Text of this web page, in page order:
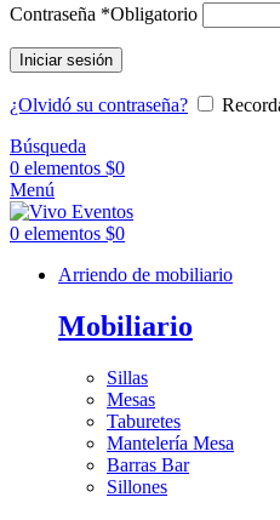
Contraseña *Obligatorio
Iniciar sesión
¿Olvidó su contraseña?
Búsqueda
0 elementos $0
Menú
0 elementos $0
Arriendo de mobiliario
Mobiliario
Sillas
Mesas
Taburetes
Mantelería Mesa
Barras Bar
Sillones